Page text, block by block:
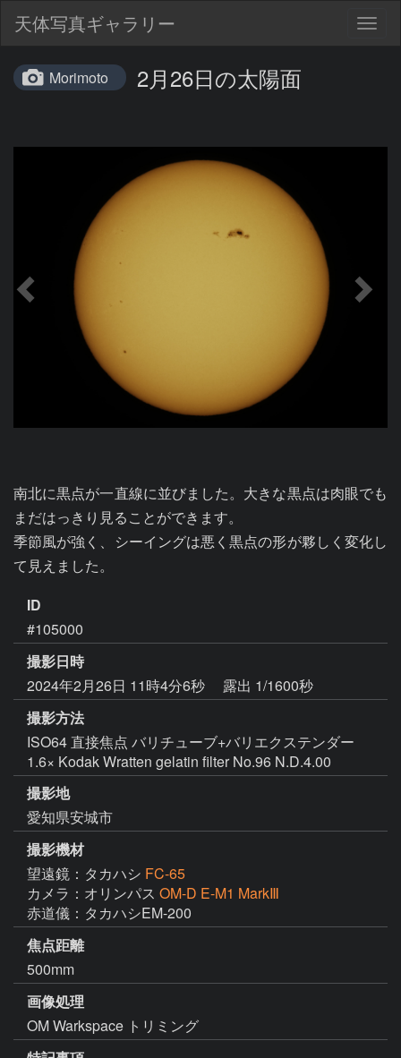
天体写真ギャラリー
Morimoto 2月26日の太陽面
南北に黒点が一直線に並びました。大きな黒点は肉眼でも
まだはっきり見ることができます。
季節風が強く、シーイングは悪く黒点の形が夥しく変化し
て見えました。
ID
#105000
撮影日時
2024年2月26日 11時4分6秒
露出 1/1600秒
撮影方法
ISO64 直接焦点 バリチューブ+バリエクステンダー
1.6× Kodak Wratten gelatin filter No.96 N.D.4.00
撮影地
愛知県安城市
撮影機材
望遠鏡：タカハシ FC-65
カメラ：オリンパス OM-D E-M1 MarkⅢ
赤道儀：タカハシEM-200
焦点距離
500mm
画像処理
OM Warkspace トリミング